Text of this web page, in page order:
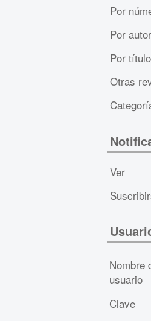
Por
Por autor
Por título
Otras
Ver
Nombre
usuario
Clave